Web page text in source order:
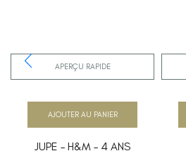
APERÇU RAPIDE
JUPE – H&M – 4 ANS
AJOUTER AU PANIER